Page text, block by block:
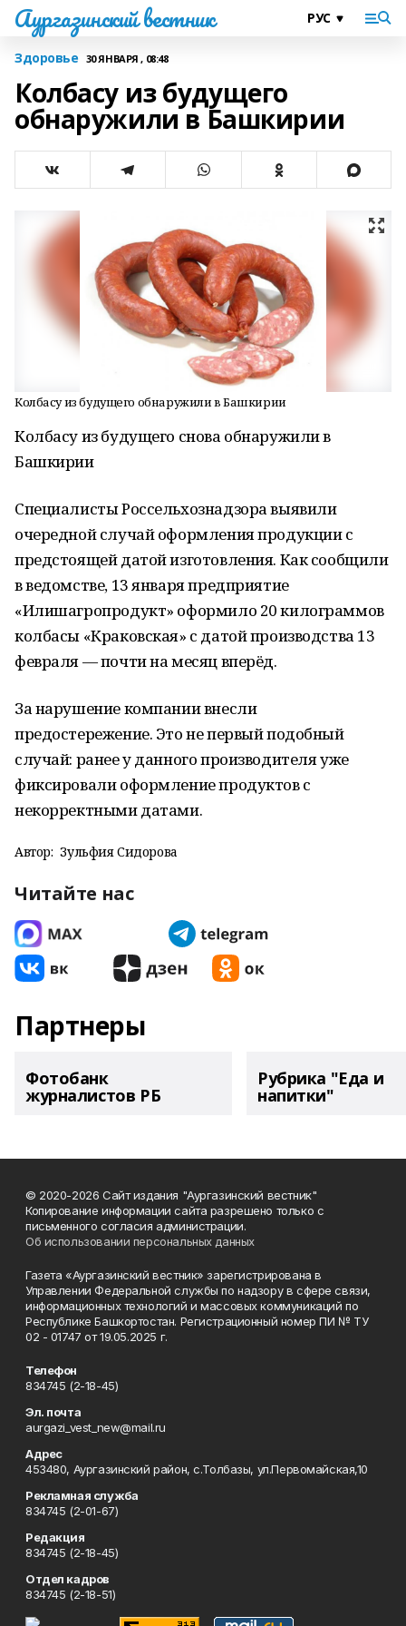
Аургазинский вестник
Здоровье 30 ЯНВАРЯ , 08:48
Колбасу из будущего
обнаружили в Башкирии
Колбасу из будущего обнаружили в Башкирии
Колбасу из будущего снова обнаружили в
Башкирии
Специалисты Россельхознадзора выявили
очередной случай оформления продукции с
предстоящей датой изготовления. Как сообщили
в ведомстве, 13 января предприятие
«Илишагропродукт» оформило 20 килограммов
колбасы «Краковская» с датой производства 13
февраля — почти на месяц вперёд.
За нарушение компании внесли
предостережение. Это не первый подобный
случай: ранее у данного производителя уже
фиксировали оформление продуктов с
некорректными датами.
Автор: Зульфия Сидорова
Читайте нас
Партнеры
Фотобанк
журналистов РБ
Рубрика "Еда и
напитки"
© 2020-2026 Сайт издания "Аургазинский вестник"
Копирование информации сайта разрешено только с
письменного согласия администрации.
Об использовании персональных данных
Газета «Аургазинский вестник» зарегистрирована в
Управлении Федеральной службы по надзору в сфере связи,
информационных технологий и массовых коммуникаций по
Республике Башкортостан. Регистрационный номер ПИ № ТУ
02 - 01747 от 19.05.2025 г.
Телефон
834745 (2-18-45)
Эл. почта
aurgazi_vest_new@mail.ru
Адрес
453480, Аургазинский район, с.Толбазы, ул.Первомайская,10
Рекламная служба
834745 (2-01-67)
Редакция
834745 (2-18-45)
Отдел кадров
834745 (2-18-51)